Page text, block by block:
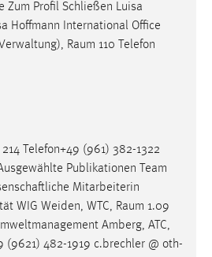
Zum Profil Schließen Luisa
Hoffmann International Office
Raum 110 Telefon
214 Telefon+49 (961) 382-1322
Publikationen Team
Mitarbeiterin
WIG Weiden, WTC, Raum 1.09
Amberg, ATC,
(9621) 482-1919 c.brechler @ oth-